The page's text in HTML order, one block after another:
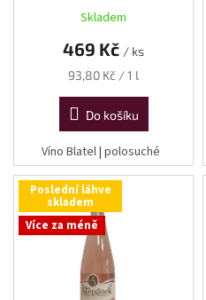
Skladem
469 Kč / ks
Měrná
93,80 Kč / 1 l
Do košíku
Víno Blatel | polosuché
Poslední láhve
skladem
Více za méně